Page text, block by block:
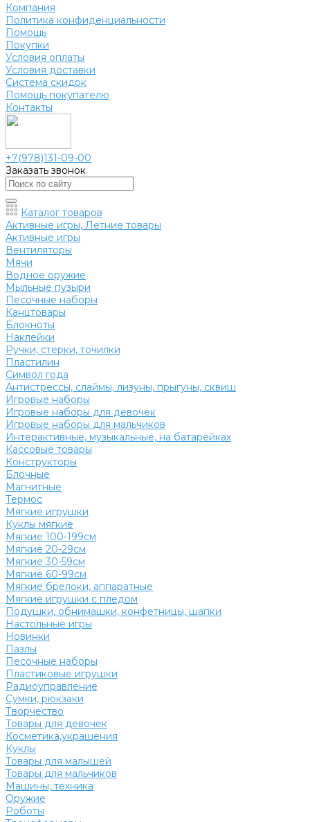
Компания
Политика конфиденциальности
Помощь
Покупки
Условия оплаты
Условия доставки
Система скидок
Помощь покупателю
Контакты
+7(978)131-09-00
Заказать звонок
Каталог товаров
Активные игры, Летние товары
Активные игры
Вентиляторы
Мячи
Водное оружие
Мыльные пузыри
Песочные наборы
Канцтовары
Блокноты
Наклейки
Ручки, стерки, точилки
Пластилин
Символ года
Антистрессы, слаймы, лизуны, прыгуны, сквиш
Игровые наборы
Игровые наборы для девочек
Игровые наборы для мальчиков
Интерактивные, музыкальные, на батарейках
Кассовые товары
Конструкторы
Блочные
Магнитные
Термос
Мягкие игрушки
Куклы мягкие
Мягкие 100-199см
Мягкие 20-29см
Мягкие 30-59см
Мягкие 60-99см
Мягкие брелоки, аппаратные
Мягкие игрушки с пледом
Подушки, обнимашки, конфетницы, шапки
Настольные игры
Новинки
Пазлы
Песочные наборы
Пластиковые игрушки
Радиоуправление
Сумки, рюкзаки
Творчество
Товары для девочек
Косметика,украшения
Куклы
Товары для малышей
Товары для мальчиков
Машины, техника
Оружие
Роботы